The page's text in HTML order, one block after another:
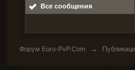
Все сообщения
Форум Euro-PvP.Com →